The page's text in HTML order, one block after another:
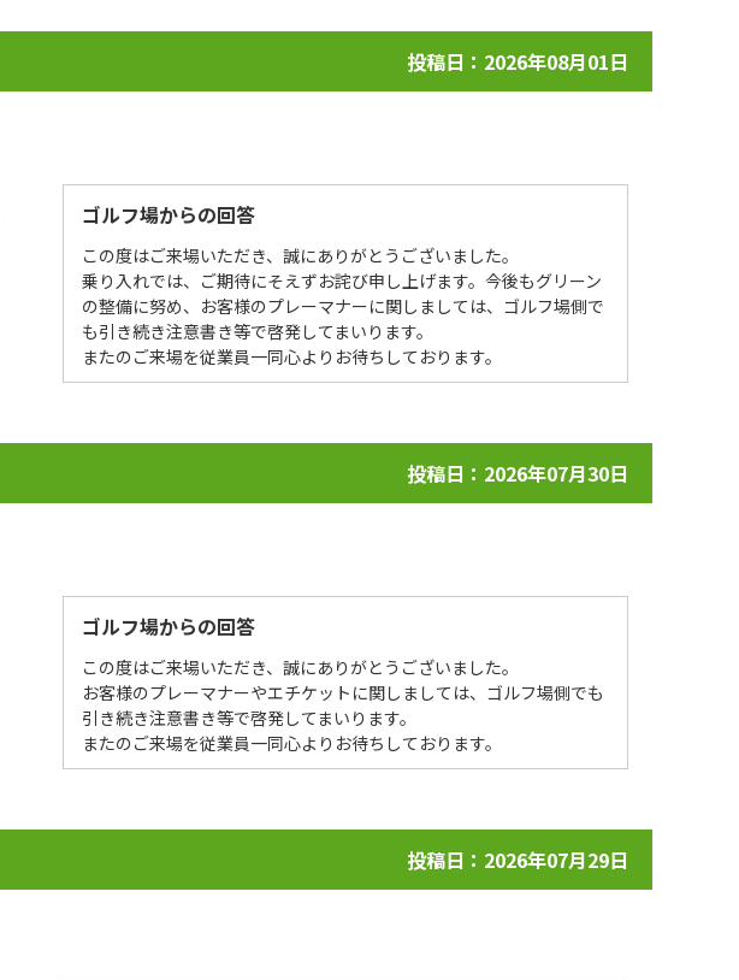
投稿日：2026年08月01日
ゴルフ場からの回答
この度はご来場いただき、誠にありがとうございました。
乗り入れでは、ご期待にそえずお詫び申し上げます。今後もグリーン
の整備に努め、お客様のプレーマナーに関しましては、ゴルフ場側で
も引き続き注意書き等で啓発してまいります。
またのご来場を従業員一同心よりお待ちしております。
投稿日：2026年07月30日
ゴルフ場からの回答
この度はご来場いただき、誠にありがとうございました。
お客様のプレーマナーやエチケットに関しましては、ゴルフ場側でも
引き続き注意書き等で啓発してまいります。
またのご来場を従業員一同心よりお待ちしております。
投稿日：2026年07月29日